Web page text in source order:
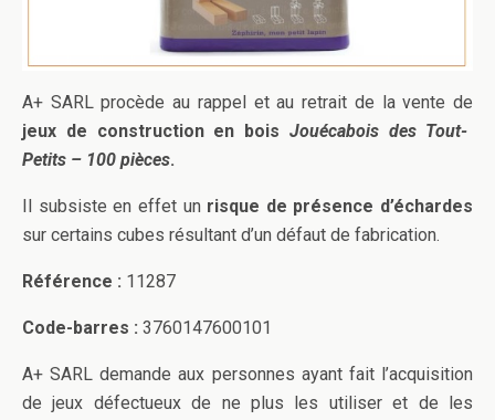
A+ SARL procède au rappel et au retrait de la vente de
jeux de construction en bois Jouécabois des Tout-
Petits – 100 pièces.
Il subsiste en effet un risque de présence d’échardes
sur certains cubes résultant d’un défaut de fabrication.
Référence : 11287
Code-barres : 3760147600101
A+ SARL demande aux personnes ayant fait l’acquisition
de jeux défectueux de ne plus les utiliser et de les